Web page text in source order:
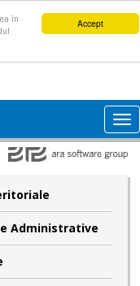
Accept
în
Administrative